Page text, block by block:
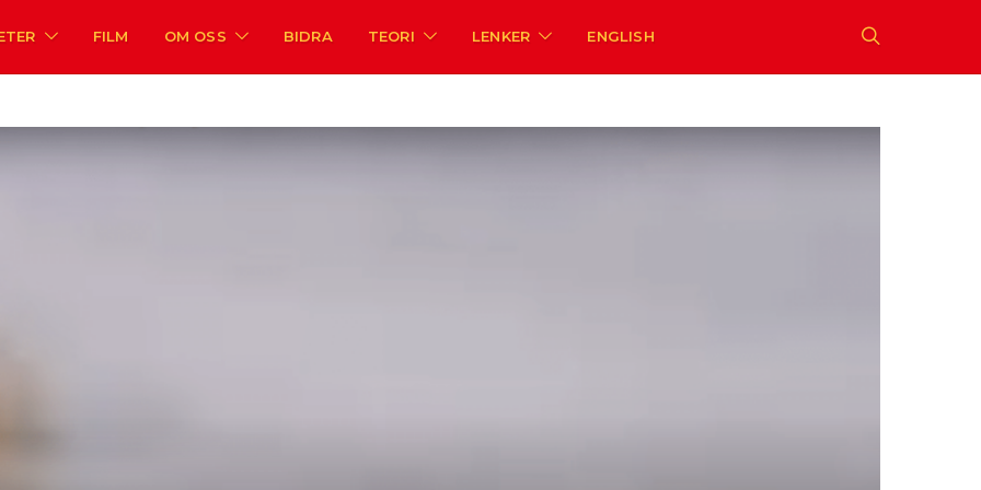
FILM OM OSS BIDRA TEORI LENKER ENGLISH